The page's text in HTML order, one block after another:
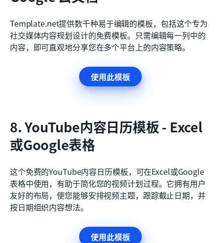
Template.net提供数千种易于编辑的模板，包括这个专为
社交媒体内容规划设计的免费模板。只需编辑每一列中的
内容，即可直观地分享您在多个平台上的内容策略。
使用此模板
8. YouTube内容日历模板 - Excel
或Google表格
这个免费的YouTube内容日历模板，可在Excel或Google
表格中使用，有助于简化您的视频计划过程。它拥有用户
友好的布局，使您能够安排视频主题，跟踪截止日期，并
按日期组织内容想法。
使用此模板